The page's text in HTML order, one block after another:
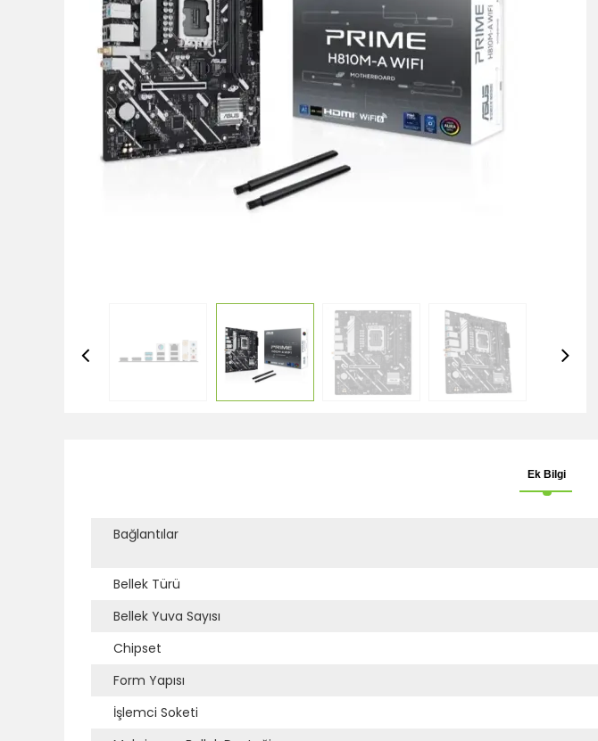
Ek Bilgi
Bağlantılar
Bellek Türü
Bellek Yuva Sayısı
Chipset
Form Yapısı
İşlemci Soketi